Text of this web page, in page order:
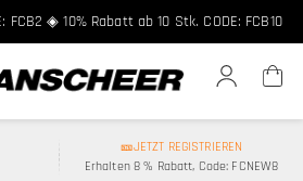
FCB2 ◈ 10% Rabatt ab 10 Stk. CODE: FCB10
🎫JETZT REGISTRIEREN
Erhalten 8 % Rabatt, Code: FCNEW8